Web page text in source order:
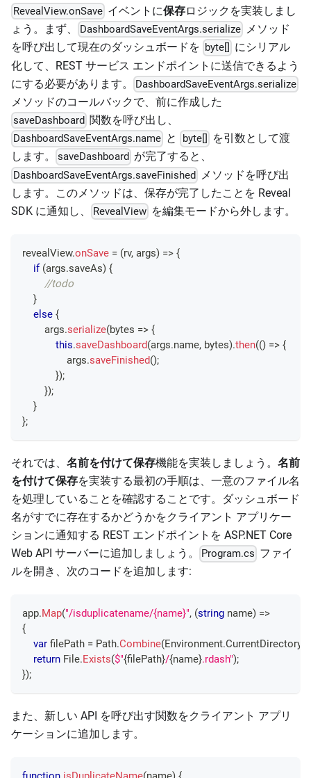
RevealView.onSave イベントに保存ロジックを実装しまし
ょう。まず、
DashboardSaveEventArgs.serialize メソッド
を呼び出して現在のダッシュボードを byte[]
に​​シリアル
化して、REST サービス エンドポイントに送信できるよう
にする必要があります。
DashboardSaveEventArgs.serialize
メソッドのコールバックで、前に作成した
saveDashboard 関数を呼び出し、
DashboardSaveEventArgs.name と byte[]
を引数として渡
します。
saveDashboard が完了すると、
DashboardSaveEventArgs.saveFinished
メソッドを呼び出
します。このメソッドは、保存が完了したことを Reveal
SDK に通知し、
RevealView を編集モードから外します。
revealView.onSave = (rv, args) => {
if (args.saveAs) {
//todo
}
else {
        args
.serialize(bytes => {
this.saveDashboard(args.name, bytes).then(() => {
                args
.saveFinished();
});
});
}
};
それでは、 名前を付けて保存機能を実装しましょう。 名前
を付けて保存を実装する最初の手順は、一意のファイル名
を処理していることを確認することです。ダッシュボード
名がすでに存在するかどうかをクライアント アプリケー
ションに通知する REST エンドポイントを ASP.NET Core
Web API サーバーに追加しましょう。
Program.cs ファイ
ルを開き、次のコードを追加します:
app.Map("/isduplicatename/{name}", (string name) =>
{
var filePath = Path.Combine(Environment.CurrentDirectory
return File.Exists($"{filePath}/{name}.rdash");
});
また、新しい API を呼び出す関数をクライアント アプリ
ケーションに追加します。